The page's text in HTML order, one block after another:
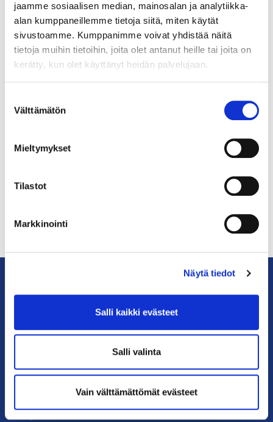
jaamme sosiaalisen median, mainosalan ja analytiikka-
alan kumppaneillemme tietoja siitä, miten käytät
sivustoamme. Kumppanimme voivat yhdistää näitä
tietoja muihin tietoihin, joita olet antanut heille tai joita on
kerätty, kun olet käyttänyt heidän palvelujaan.
valinta
Välttämätön
Mieltymykset
Tilastot
Markkinointi
Näytä tiedot
Salli kaikki evästeet
Salli valinta
Vain välttämättömät evästeet
avauksia
Helsingin seudulle on viime vuosina syntynyt
iso joukko startupien ja kasvuyritysten
palvelukeskittymiä. Kauppakamari osallistuu
kehittämiseen.
kauppakamari
YHTEYSTIEDOT
Helsingin toimisto
Käyntiosoite: Kalevankatu 12, 00100 Helsinki